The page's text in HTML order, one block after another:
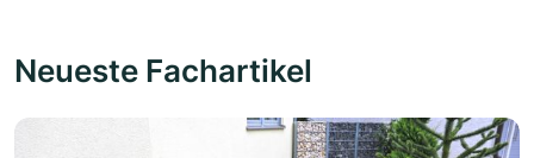
Neueste Fachartikel